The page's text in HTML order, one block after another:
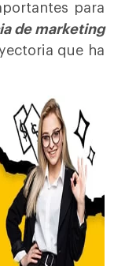
para
de marketing
que ha